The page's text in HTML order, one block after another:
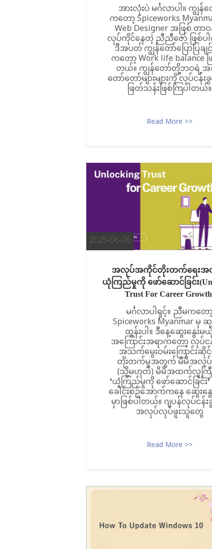
အားလုံးပဲ မင်္ဂလာပါ။ ကျွန်
ကတော့ Spiceworks
Web Designer အဖြစ် တ
လုပ်ကိုင်နေတဲ့ ညီညီဇော် ဖြစ်ပ
ဒီအပတ် ကျွန်တော်ပြောပြခ
ကတော့ Work life balance ဖ
တယ်။ ကျွန်တော်တို့ဘဝရဲ့အ
တော်တော်များများကို လုပ်ငန်း
ဖြတ်သန်းဖြစ်ကြပါတယ်။
Read More >>
2025-06-06
အလုပ်အကိုင်တိုးတက်ရေး
ယုံကြည်မှုကို ဖော်ဆောင်ခြင်း
Trust For Career
မင်္ဂလာပါရှင့်။ ညီမကတော့
Spiceworks Myanmar မှ
ထွန်းပါ။ ဒီနေ့ဆွေးနွေးမ
အကြောင်းအရာကတော့ လုပ်င
အသက်မွေးဝမ်းကြောင်းဆို
တိုးတက်မှုအတွက် မိမိအလုပ်
(သို့မဟုတ်) မိမိအထက်လူကြီ
‘ယုံကြည်မှုကို ဖော်ဆောင်ခြင်
ခေါင်းစဉ်အောက်ကနေ ဆွေးနွ
မှာဖြစ်ပါတယ်။ ဂျပန်လုပ်ငန်း
အလုပ်လုပ်ဖူးသူတွေ
Read More >>